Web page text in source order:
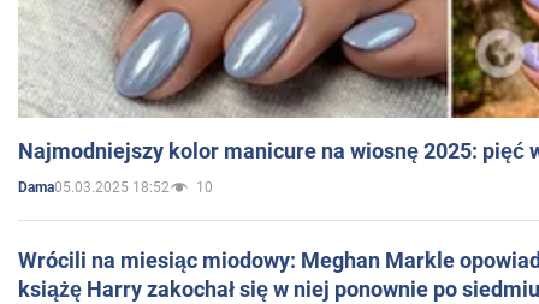
Najmodniejszy kolor manicure na wiosnę 2025: pięć
Dama05.03.2025 18:52 10
Wrócili na miesiąc miodowy: Meghan Markle
książę Harry zakochał się w niej ponownie po